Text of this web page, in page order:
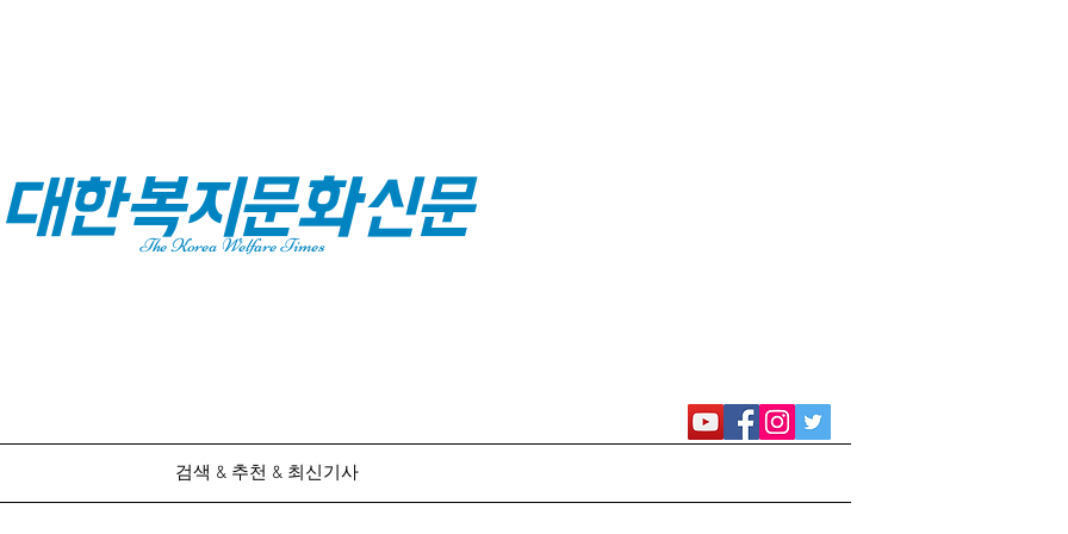
대한복지문화신문
The Korea Welfare Times
검색 & 추천 & 최신기사